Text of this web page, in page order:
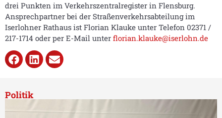
drei Punkten im Verkehrszentralregister in Flensburg.
Ansprechpartner bei der Straßenverkehrsabteilung im
Iserlohner Rathaus ist Florian Klauke unter Telefon 02371 /
217-1714 oder per E-Mail unter florian.klauke@iserlohn.de
Politik